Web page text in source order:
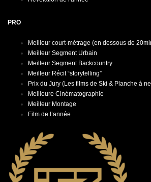
PRO
Meilleur court-métrage (en dessous de
Meilleur Segment Urbain
Meilleur Segment Backcountry
Meilleur Récit “storytelling”
Prix du Jury (Les films de Ski & Planche à
Meilleure Cinématographie
Meilleur Montage
Film de l’année